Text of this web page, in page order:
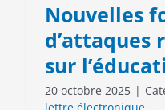
Nouvelles
d’attaques
sur
20 octobre 2025 |